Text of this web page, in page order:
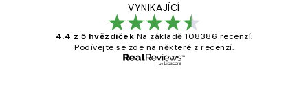
VYNIKAJÍCÍ
4.4 z 5 hvězdiček Na základě 108386 recenzí.
Podívejte se zde na některé z recenzí.